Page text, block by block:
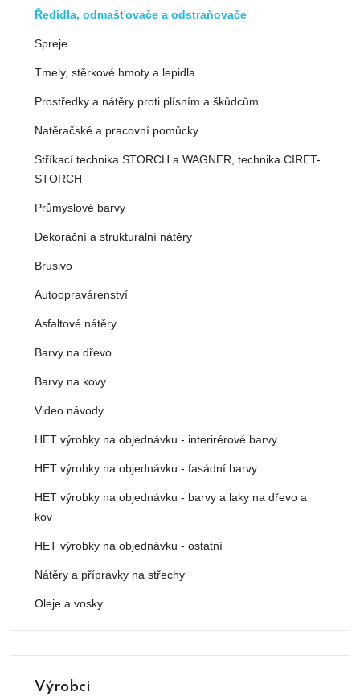
Ředidla, odmašťovače a odstraňovače
Spreje
Tmely, stěrkové hmoty a lepidla
Prostředky a nátěry proti plísním a škůdcům
Natěračské a pracovní pomůcky
Stříkací technika STORCH a WAGNER, technika CIRET-
STORCH
Průmyslové barvy
Dekorační a strukturální nátěry
Brusivo
Autoopravárenství
Asfaltové nátěry
Barvy na dřevo
Barvy na kovy
Video návody
HET výrobky na objednávku - interirérové barvy
HET výrobky na objednávku - fasádní barvy
HET výrobky na objednávku - barvy a laky na dřevo a
kov
HET výrobky na objednávku - ostatní
Nátěry a přípravky na střechy
Oleje a vosky
Výrobci